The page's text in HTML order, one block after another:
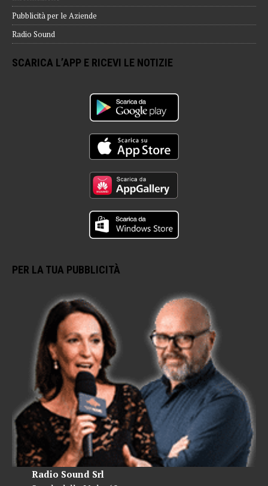
Pubblicità per le Aziende
Radio Sound
SCARICA L’APP E RICEVI LE NOTIZIE
PER LA TUA PUBBLICITÀ
Radio Sound Srl